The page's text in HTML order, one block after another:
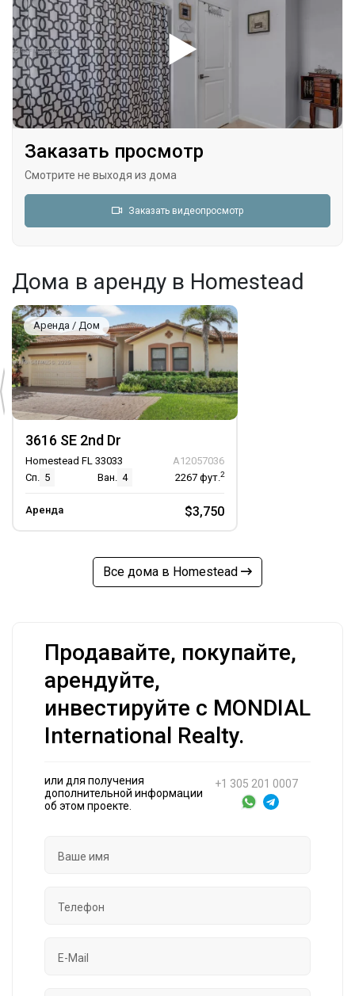
Заказать просмотр
Смотрите не выходя из дома
Заказать видеопросмотр
Дома в аренду в Homestead
Аренда / Дом
3616 SE 2nd Dr
Homestead FL 33033
A12057036
Сп. 5 Ван. 4 2267 фут.2
Аренда $3,750
Все дома в Homestead
Продавайте, покупайте,
арендуйте,
инвестируйте с MONDIAL
International Realty.
или для получения
дополнительной информации
об этом проекте.
+1 305 201 0007